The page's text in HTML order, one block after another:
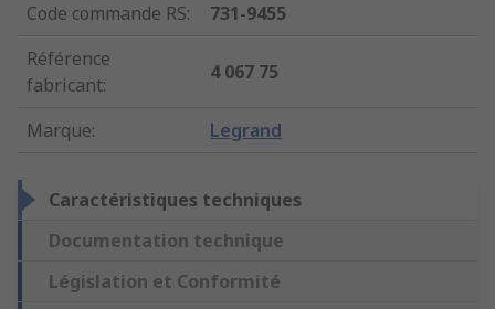
Code commande RS:
731-9455
Référence
fabricant:
4 067 75
Marque: Legrand
Caractéristiques techniques
Documentation technique
Législation et Conformité